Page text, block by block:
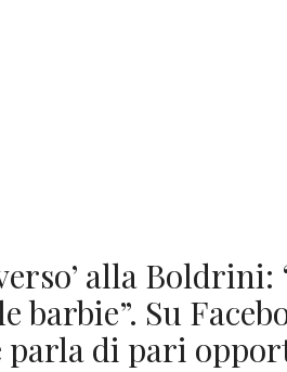
alla Boldrini:
barbie”. Su
parla di pari